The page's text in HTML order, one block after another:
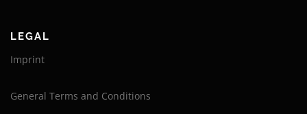
LEGAL
Imprint
General Terms and Conditions